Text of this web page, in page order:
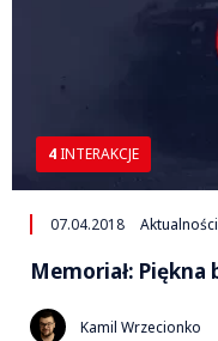
4 INTERAKCJE
07.04.2018 Aktualności
Memoriał:
Kamil Wrzecionko